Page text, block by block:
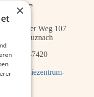
ZIMT
Weg 107
Bad Kreuznach
– 21547420
×